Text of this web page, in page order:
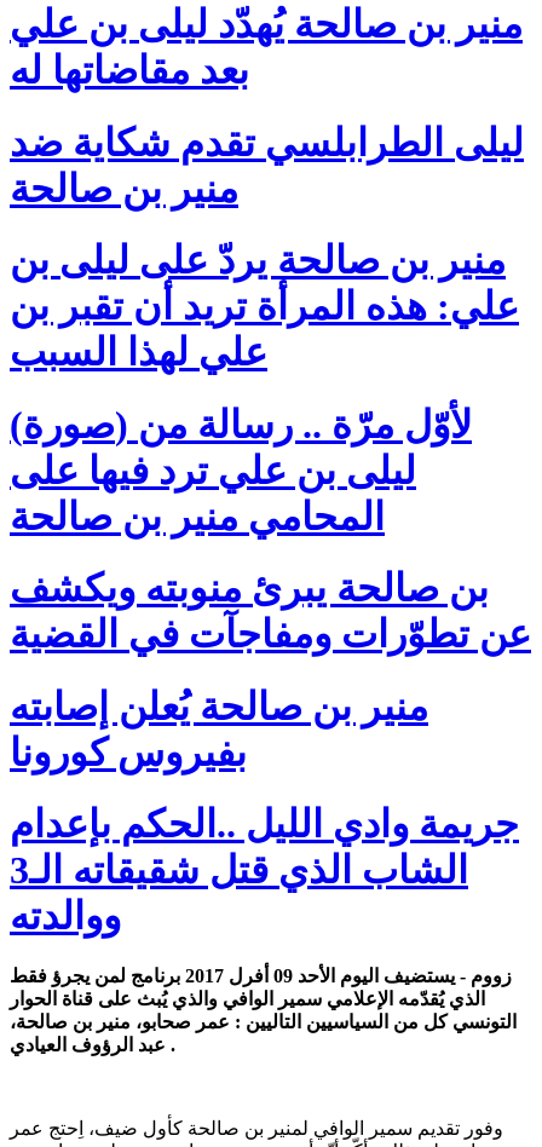
منير بن صالحة يُهدّد ليلى بن علي
بعد مقاضاتها له
ليلى الطرابلسي تقدم شكاية ضد
منير بن صالحة
منير بن صالحة يردّ على ليلى بن
علي: هذه المرأة تريد أن تقبر بن
علي لهذا السبب
(صورة) لأوّل مرّة .. رسالة من
ليلى بن علي ترد فيها على
المحامي منير بن صالحة
بن صالحة يبرئ منوبته ويكشف
عن تطوّرات ومفاجآت في القضية
منير بن صالحة يُعلن إصابته
بفيروس كورونا
جريمة وادي الليل ..الحكم بإعدام
الشاب الذي قتل شقيقاته الـ3
ووالدته
زووم - يستضيف اليوم الأحد 09 أفرل 2017 برنامج لمن يجرؤ فقط
الذي يُقدّمه الإعلامي سمير الوافي والذي يُبث على قناة الحوار
التونسي كل من السياسيين التاليين : عمر صحابو، منير بن صالحة،
عبد الرؤوف العيادي .
وفور تقديم سمير الوافي لمنير بن صالحة كأول ضيف، اِحتج عمر